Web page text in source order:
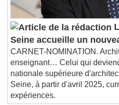
subtitles off
,
Audio Track
Picture-in-Picture
This is a modal window.
Beginning of dialog
and close the window.
Text
Seine accueille un
CARNET-NOMINATION.
enseignant… Celui qui
nationale supérieure
Seine, à partir d'avril 2025,
expériences.